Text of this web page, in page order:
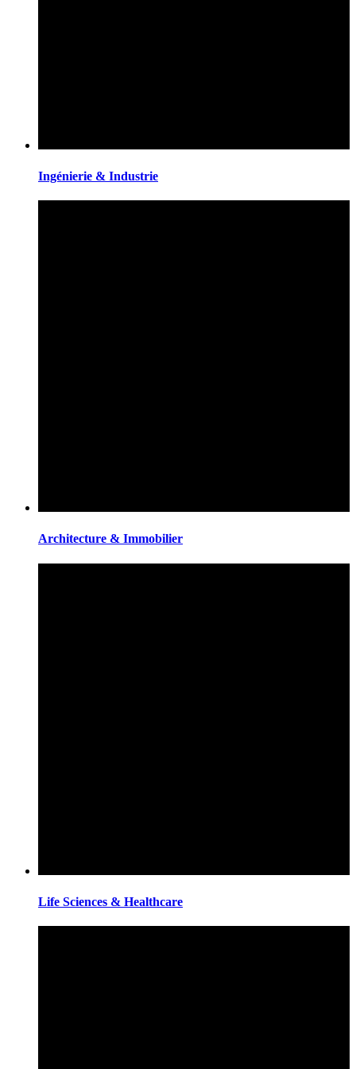
Ingénierie & Industrie
Architecture & Immobilier
Life Sciences & Healthcare